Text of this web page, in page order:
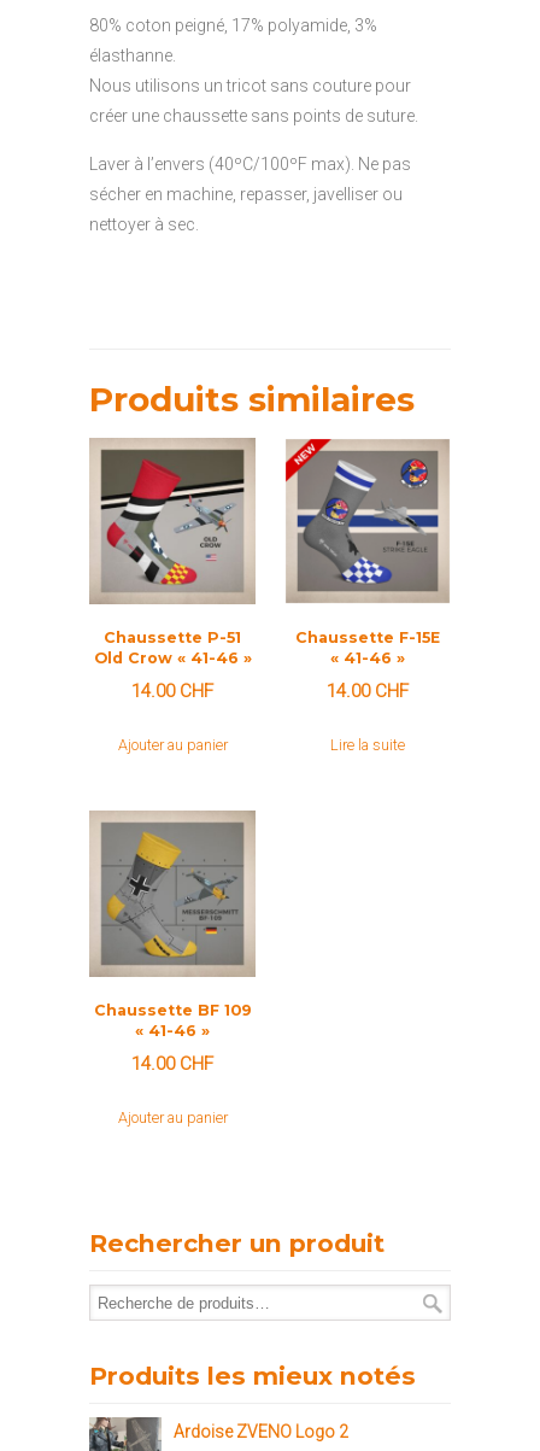
80% coton peigné, 17% polyamide, 3%
élasthanne.
Nous utilisons un tricot sans couture pour
créer une chaussette sans points de suture.
Laver à l’envers (40ºC/100ºF max). Ne pas
sécher en machine, repasser, javelliser ou
nettoyer à sec.
Produits similaires
Chaussette P-51
Old Crow « 41-46 »
14.00 CHF
Ajouter au panier
Chaussette F-15E
« 41-46 »
14.00 CHF
Lire la suite
Chaussette BF 109
« 41-46 »
14.00 CHF
Ajouter au panier
Rechercher un produit
Produits les mieux notés
Ardoise ZVENO Logo 2